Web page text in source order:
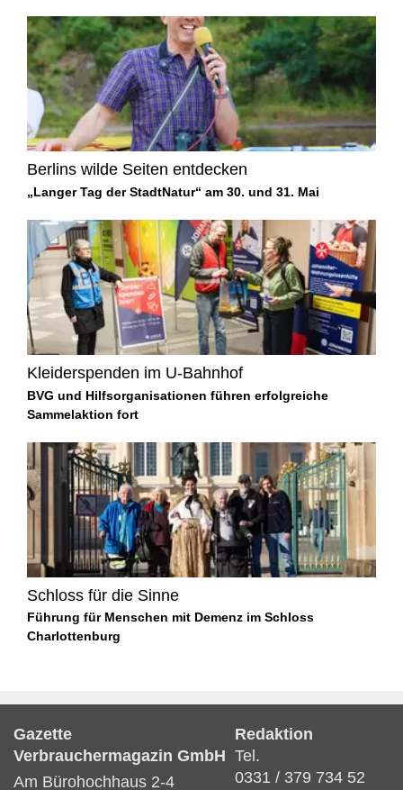
Berlins wilde Seiten entdecken
„Langer Tag der StadtNatur“ am 30. und 31. Mai
Kleiderspenden im U-Bahnhof
BVG und Hilfsorganisationen führen erfolgreiche
Sammelaktion fort
Schloss für die Sinne
Führung für Menschen mit Demenz im Schloss
Charlottenburg
Gazette
Verbrauchermagazin GmbH
Am Bürohochhaus 2-4
Redaktion
Tel.
0331 / 379 734 52